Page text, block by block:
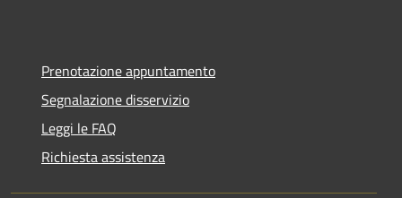
Prenotazione appuntamento
Segnalazione disservizio
Leggi le FAQ
Richiesta assistenza